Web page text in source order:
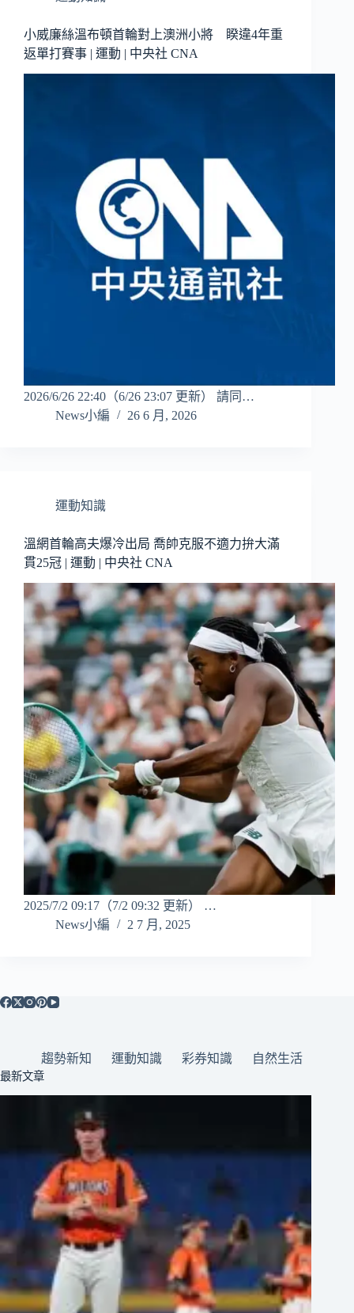
小威廉絲溫布頓首輪對上澳洲小將 睽違4年重
返單打賽事 | 運動 | 中央社 CNA
2026/6/26 22:40（6/26 23:07 更新） 請同…
News小編
26 6 月, 2026
運動知識
溫網首輪高夫爆冷出局 喬帥克服不適力拚大滿
貫25冠 | 運動 | 中央社 CNA
2025/7/2 09:17（7/2 09:32 更新） …
News小編
2 7 月, 2025
趨勢新知 運動知識 彩券知識 自然生活
最新文章